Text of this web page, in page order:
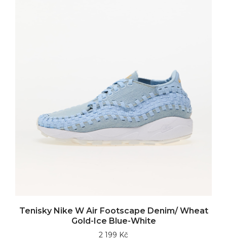
Tenisky Nike W Air Footscape Denim/ Wheat
Gold-Ice Blue-White
2 199 Kč